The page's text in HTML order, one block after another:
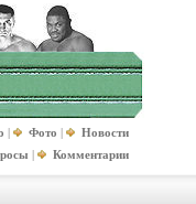
| Фото |
Новости
| Комментарии